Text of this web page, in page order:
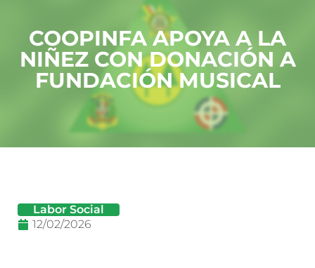
COOPINFA APOYA A LA
NIÑEZ CON DONACIÓN A
FUNDACIÓN MUSICAL
Labor Social
12/02/2026